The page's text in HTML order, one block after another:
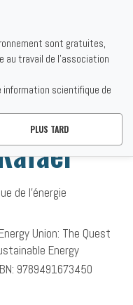
de l’énergie
Union: The Quest
Energy
9789491673450
sont gratuites,
au travail de l'association
scientifique de
PLUS TARD